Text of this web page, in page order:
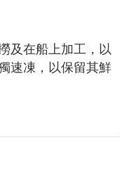
及在船上加工，以
速凍，以保留其鮮